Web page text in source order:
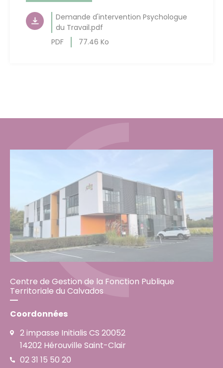
Demande d'intervention Psychologue
du Travail.pdf
PDF
77.46 Ko
Centre de Gestion de la Fonction Publique
Territoriale du Calvados
Coordonnées
2 impasse Initialis CS 20052
14202 Hérouville Saint-Clair
02 31 15 50 20